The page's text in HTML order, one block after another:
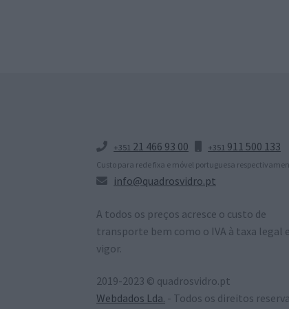
+351 21 466 93 00 +351 911 500 133
Custo para rede fixa e móvel portuguesa
info@quadrosvidro.pt
A todos os preços acresce o custo de
transporte bem como o IVA à taxa legal
vigor.
2019-2023 © quadrosvidro.pt
Webdados Lda. - Todos os direitos